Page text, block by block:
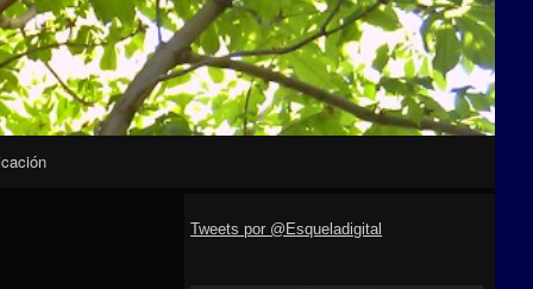
Tweets por @Esqueladigital